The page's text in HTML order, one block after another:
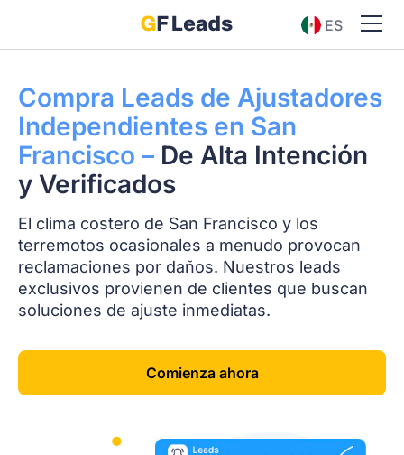
ES
Compra Leads de Ajustadores
Independientes en San
Francisco – De Alta Intención
y Verificados
El clima costero de San Francisco y los
terremotos ocasionales a menudo provocan
reclamaciones por daños. Nuestros leads
exclusivos provienen de clientes que buscan
soluciones de ajuste inmediatas.
Comienza ahora